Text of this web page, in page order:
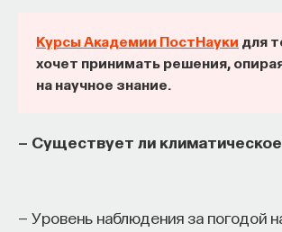
Курсы Академии ПостНауки для
хочет принимать решения,
на научное знание.
— Существует ли
— Уровень наблюдения за погодой
значит мыслить и что
сознание? Реальна ли реальность и
мы знаем то, что знаем?
— Переосмыслите границы доверия